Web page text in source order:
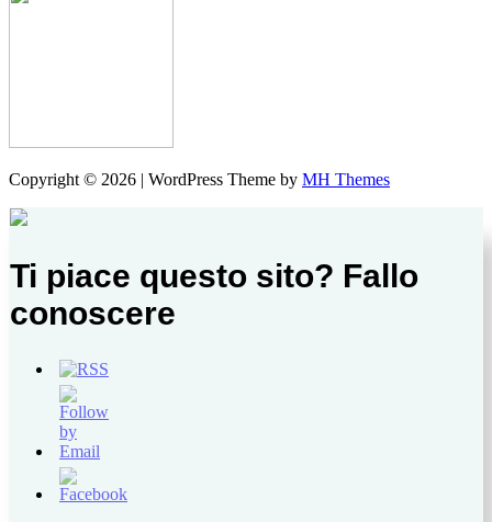
Copyright © 2026 | WordPress Theme by MH Themes
Ti piace questo sito? Fallo
conoscere